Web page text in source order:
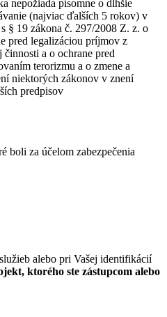
nepožiada písomne o dlhšie
(najviac ďalších 5 rokov) v
s § 19 zákona č. 297/2008 Z. z. o
pred legalizáciou príjmov z
činnosti a o ochrane pred
terorizmu a o zmene a
niektorých zákonov v znení
predpisov
boli za účelom zabezpečenia
alebo pri Vašej identifikácií
ktorého ste zástupcom alebo